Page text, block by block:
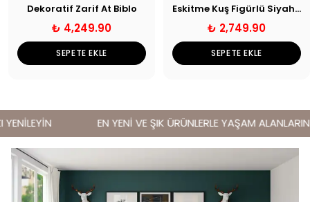
Dekoratif Zarif At Biblo
₺ 4,249.90
SEPETE EKLE
Eskitme Kuş Figürlü Siyah Mermer Kaideli Dekoratif Biblo
₺ 2,749.90
SEPETE EKLE
EN YENİ VE ŞIK ÜRÜNLERLE YAŞAM